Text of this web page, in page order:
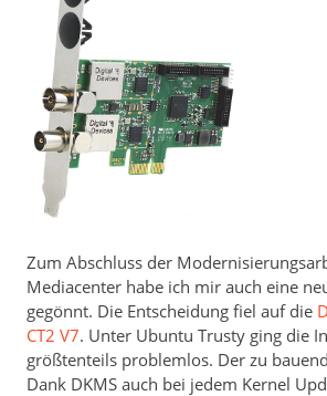
Zum Abschluss der
Mediacenter habe ich mir auch eine
gegönnt. Die Entscheidung fiel auf die
CT2 V7. Unter Ubuntu Trusty ging die
größtenteils problemlos. Der zu
Dank DKMS auch bei jedem Kernel